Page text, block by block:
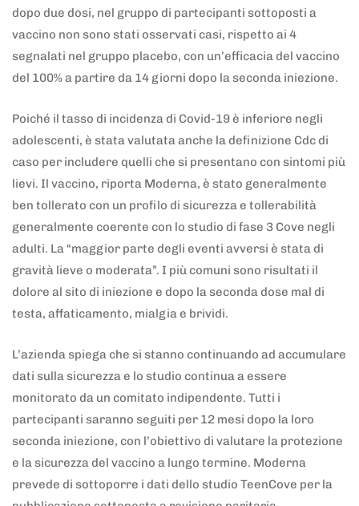
dopo due dosi, nel gruppo di partecipanti sottoposti a
vaccino non sono stati osservati casi, rispetto ai 4
segnalati nel gruppo placebo, con un’efficacia del vaccino
del 100% a partire da 14 giorni dopo la seconda iniezione.
Poiché il tasso di incidenza di Covid-19 è inferiore negli
adolescenti, è stata valutata anche la definizione Cdc di
caso per includere quelli che si presentano con sintomi più
lievi. Il vaccino, riporta Moderna, è stato generalmente
ben tollerato con un profilo di sicurezza e tollerabilità
generalmente coerente con lo studio di fase 3 Cove negli
adulti. La “maggior parte degli eventi avversi è stata di
gravità lieve o moderata”. I più comuni sono risultati il
dolore al sito di iniezione e dopo la seconda dose mal di
testa, affaticamento, mialgia e brividi.
L’azienda spiega che si stanno continuando ad accumulare
dati sulla sicurezza e lo studio continua a essere
monitorato da un comitato indipendente. Tutti i
partecipanti saranno seguiti per 12 mesi dopo la loro
seconda iniezione, con l’obiettivo di valutare la protezione
e la sicurezza del vaccino a lungo termine. Moderna
prevede di sottoporre i dati dello studio TeenCove per la